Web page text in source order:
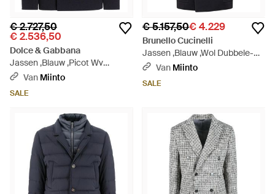
€ 2.727,50
€ 2.536,50
Dolce & Gabbana
Jassen ,Blauw ,Picot Wv
M.Rasata - Blauw
Van Miinto
SALE
€ 5.157,50€ 4.229
Brunello Cucinelli
Jassen ,Blauw ,Wol Dubbele-
Breasted Overjas - Blauw
Van Miinto
SALE